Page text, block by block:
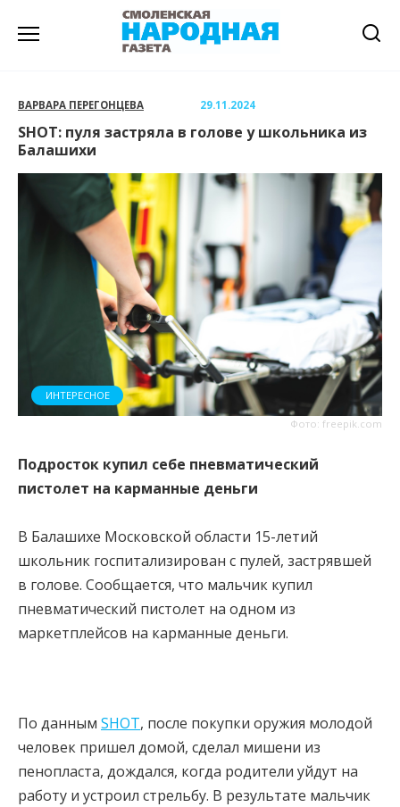
ВАРВАРА ПЕРЕГОНЦЕВА 29.11.2024
SHOT: пуля застряла в голове у школьника из
Балашихи
Фото: freepik.com
ИНТЕРЕСНОЕ
Подросток купил себе пневматический
пистолет на карманные деньги
В Балашихе Московской области 15-летий
школьник госпитализирован с пулей, застрявшей
в голове. Сообщается, что мальчик купил
пневматический пистолет на одном из
маркетплейсов на карманные деньги.
По данным SHOT, после покупки оружия молодой
человек пришел домой, сделал мишени из
пенопласта, дождался, когда родители уйдут на
работу и устроил стрельбу. В результате мальчик